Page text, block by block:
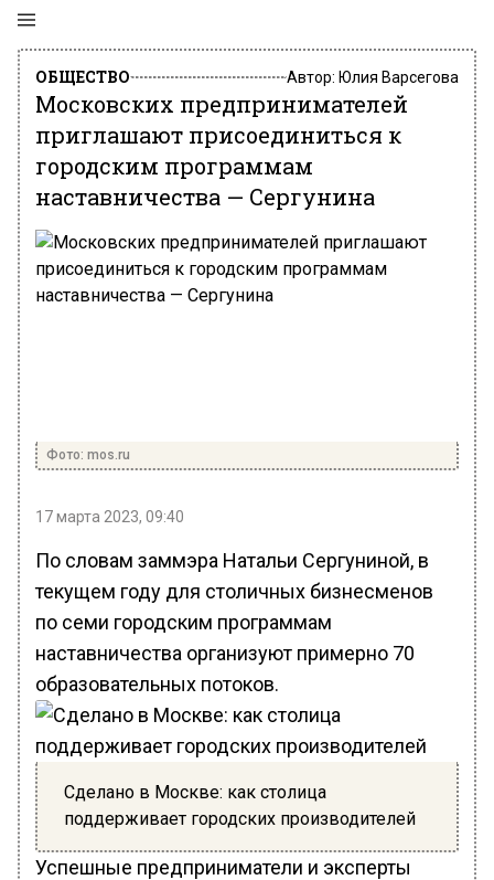
ОБЩЕСТВО Автор: Юлия Варсегова
Московских предпринимателей
приглашают присоединиться к
городским программам
наставничества — Сергунина
Фото: mos.ru
17 марта 2023, 09:40
По словам заммэра Натальи Сергуниной, в
текущем году для столичных бизнесменов
по семи городским программам
наставничества организуют примерно 70
образовательных потоков.
Сделано в Москве: как столица
поддерживает городских производителей
Успешные предприниматели и эксперты